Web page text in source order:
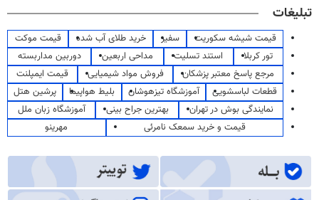
تبلیغات
قیمت شیشه سکوریت سفیر خرید طلای آب شده
قیمت موکت
تور کربلا
استند تسلیت مداحی اربعین
دوربین مداربسته
مرجع پاسخ معتبر پزشکان
فروش مواد شیمیایی
قیمت ایمپلنت
قطعات لباسشویی
آموزشگاه تیزهوشان بلیط هواپیما
پرشین هتل
نمایندگی بوش در تهران
بهترین جراح بینی
آموزشگاه زبان ملل
قیمت و خرید سمعک نامرئی
مهرینو